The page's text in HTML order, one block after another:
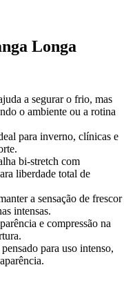
Longa
a segurar o frio, mas
o ambiente ou a rotina
para inverno, clínicas e
bi-stretch com
liberdade total de
a sensação de frescor
intensas.
e compressão na
para uso intenso,